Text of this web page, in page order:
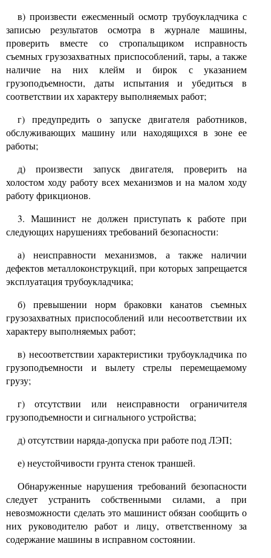
в) произвести ежесменный осмотр трубоукладчика с
записью результатов осмотра в журнале машины,
проверить вместе со стропальщиком исправность
съемных грузозахватных приспособлений,тары, а также
наличие на них клейм и бирок с указанием
грузоподъемности, даты испытания и убедиться в
соответствии их характеру выполняемых работ;
г) предупредить о запуске двигателя работников,
обслуживающих машину или находящихся в зоне ее
работы;
д) произвести запуск двигателя, проверить на
холостом ходу работу всех механизмов и на малом ходу
работу фрикционов.
3. Машинист не должен приступать к работе при
следующих нарушениях требований безопасности:
а) неисправности механизмов, а также наличии
дефектов металлоконструкций, при которых запрещается
эксплуатация трубоукладчика;
б) превышении норм браковки канатов съемных
грузозахватных приспособлений или несоответствии их
характеру выполняемых работ;
в) несоответствии характеристики трубоукладчика по
грузоподъемности и вылету стрелы перемещаемому
грузу;
г) отсутствии или неисправности ограничителя
грузоподъемности и сигнального устройства;
д) отсутствии наряда-допуска при работе под ЛЭП;
е) неустойчивости грунта стенок траншей.
Обнаруженные нарушения требований безопасности
следует устранить собственными силами, а при
невозможности сделать это машинист обязан сообщить о
них руководителю работ и лицу, ответственному за
содержание машины в исправном состоянии.